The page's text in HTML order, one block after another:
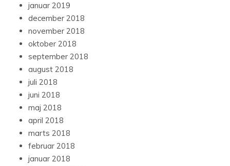
januar 2019
december 2018
november 2018
oktober 2018
september 2018
august 2018
juli 2018
juni 2018
maj 2018
april 2018
marts 2018
februar 2018
januar 2018